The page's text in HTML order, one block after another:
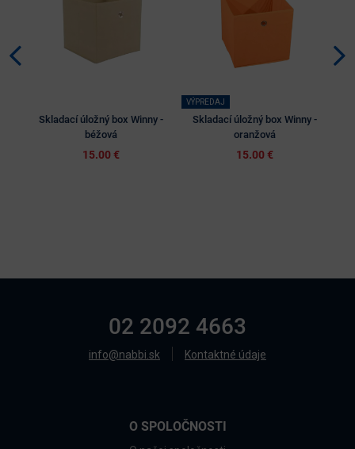
Skladací úložný box Winny -
béžová
15.00 €
VÝPREDAJ
Skladací úložný box Winny -
oranžová
15.00 €
02 2092 4663
info@nabbi.sk Kontaktné údaje
O SPOLOČNOSTI